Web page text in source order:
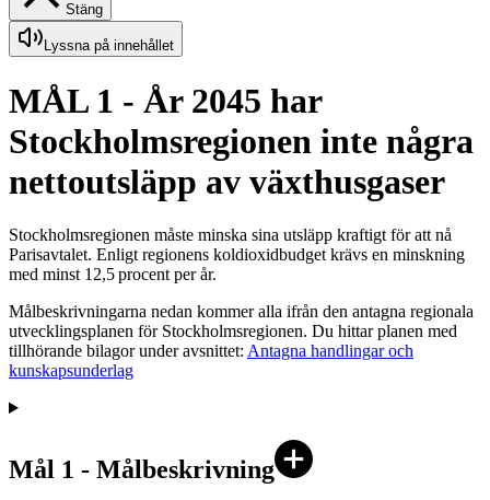
Stäng
Lyssna på innehållet
MÅL 1 - År 2045 har
Stockholmsregionen inte några
nettoutsläpp av växthusgaser
Stockholmsregionen måste minska sina utsläpp kraftigt för att nå
Parisavtalet. Enligt regionens koldioxid­budget krävs en minskning
med minst 12,5 procent per år.
Målbeskrivningarna nedan kommer alla ifrån den antagna regionala
utvecklings­planen för Stockholms­regionen. Du hittar planen med
tillhörande bilagor under avsnittet: Antagna handlingar och
kunskapsunderlag
Mål 1 - Målbeskrivning